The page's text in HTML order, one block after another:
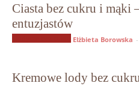
Ciasta bez cukru i mąki
entuzjastów
Elżbieta Borowska -
Kremowe lody bez